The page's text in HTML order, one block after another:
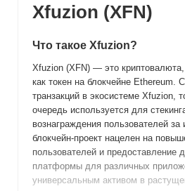
Xfuzion (XFN)
Что такое Xfuzion?
Xfuzion (XFN) — это
как токен на блокчейне
транзакций в экосистеме Xfuzion,
очередь используется для
вознаграждения пользователей за
блокчейн-проект нацелен на
пользователей и предоставление
платформы для различных
универсальным активом в